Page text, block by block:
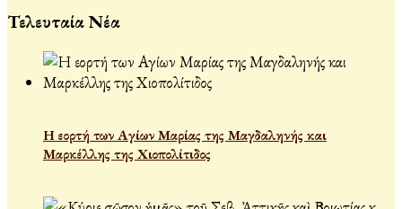
Τελευταία Νέα
Η εορτή των Αγίων Μαρίας της Μαγδαληνής και
Μαρκέλλης της Χιοπολίτιδος